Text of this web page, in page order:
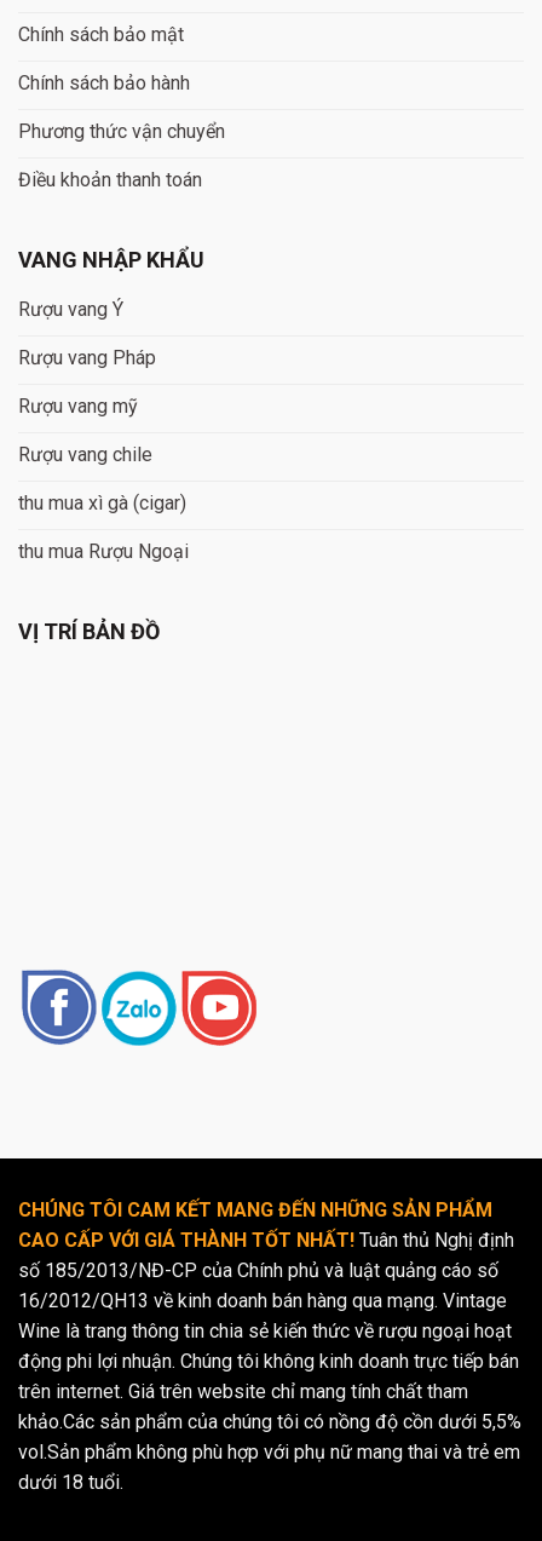
Chính sách bảo mật
Chính sách bảo hành
Phương thức vận chuyển
Điều khoản thanh toán
VANG NHẬP KHẨU
Rượu vang Ý
Rượu vang Pháp
Rượu vang mỹ
Rượu vang chile
thu mua xì gà (cigar)
thu mua Rượu Ngoại
VỊ TRÍ BẢN ĐỒ
CHÚNG TÔI CAM KẾT MANG ĐẾN NHỮNG SẢN PHẨM
CAO CẤP VỚI GIÁ THÀNH TỐT NHẤT! Tuân thủ Nghị định
số 185/2013/NĐ-CP của Chính phủ và luật quảng cáo số
16/2012/QH13 về kinh doanh bán hàng qua mạng. Vintage
Wine là trang thông tin chia sẻ kiến thức về rượu ngoại hoạt
động phi lợi nhuận. Chúng tôi không kinh doanh trực tiếp bán
trên internet. Giá trên website chỉ mang tính chất tham
khảo.Các sản phẩm của chúng tôi có nồng độ cồn dưới 5,5%
vol.Sản phẩm không phù hợp với phụ nữ mang thai và trẻ em
dưới 18 tuổi.